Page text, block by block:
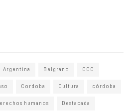
Argentina Belgrano CCC
Cordoba Cultura córdoba
humanos Destacada